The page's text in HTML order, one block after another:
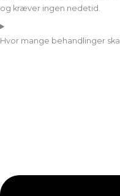
og kræver ingen nedetid.
Hvor mange behandlinger